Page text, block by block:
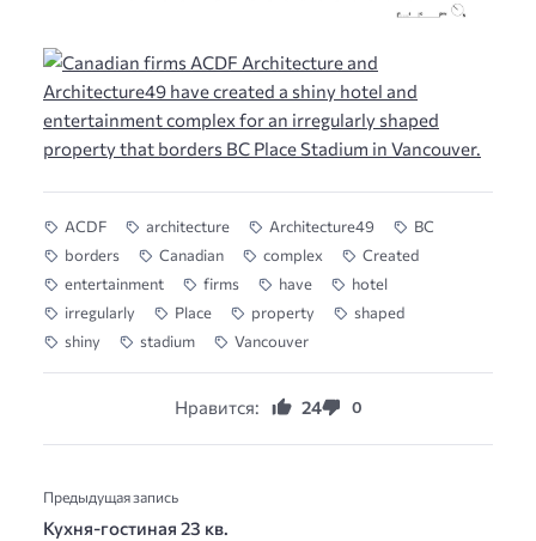
ACDF architecture Architecture49
BC
borders
Canadian complex
Created
entertainment
firms have
hotel
irregularly
Place property
shaped
shiny
stadium Vancouver
Нравится: 24 0
Предыдущая запись
Кухня-гостиная 23 кв.